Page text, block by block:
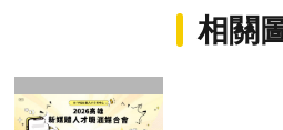
相關